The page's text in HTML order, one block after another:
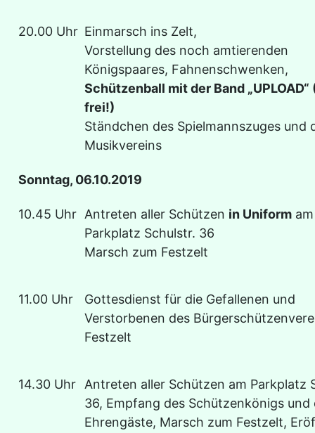
20.00 Uhr Einmarsch ins Zelt,
Vorstellung des noch amtierenden
Königspaares, Fahnenschwenken,
Schützenball mit der Band
frei!)
Ständchen des Spielmannszuges und
Musikvereins
Sonntag, 06.10.2019
10.45 Uhr Antreten aller Schützen in Uniform am
Parkplatz Schulstr. 36
Marsch zum Festzelt
11.00 Uhr
Gottesdienst für die Gefallenen und
Verstorbenen des
Festzelt
14.30 Uhr
Antreten aller Schützen am Parkplatz
36, Empfang des Schützenkönigs und
Ehrengäste, Marsch zum Festzelt,